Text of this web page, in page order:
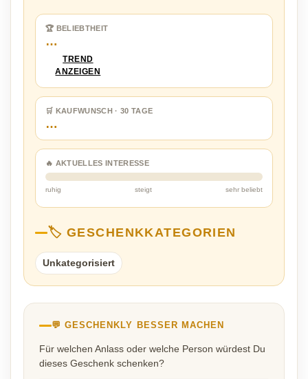
🏆 BELIEBTHEIT
…
TREND
ANZEIGEN
🛒 KAUFWUNSCH · 30 TAGE
…
🔥 AKTUELLES INTERESSE
ruhig steigt sehr beliebt
🏷️ GESCHENKKATEGORIEN
Unkategorisiert
💬 GESCHENKLY BESSER MACHEN
Für welchen Anlass oder welche Person würdest Du
dieses Geschenk schenken?